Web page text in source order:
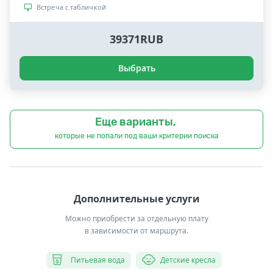
Встреча с табличкой
39371RUB
Выбрать
Еще варианты,
которые не попали под ваши критерии поиска
Дополнительные услуги
Можно приобрести за отдельную плату
в зависимости от маршрута.
Питьевая вода Детские кресла